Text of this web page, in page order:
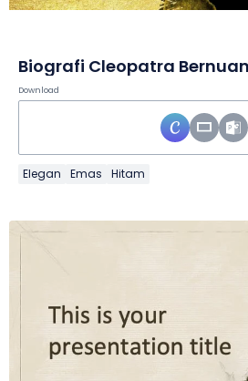
Download
Elegan Emas Hitam